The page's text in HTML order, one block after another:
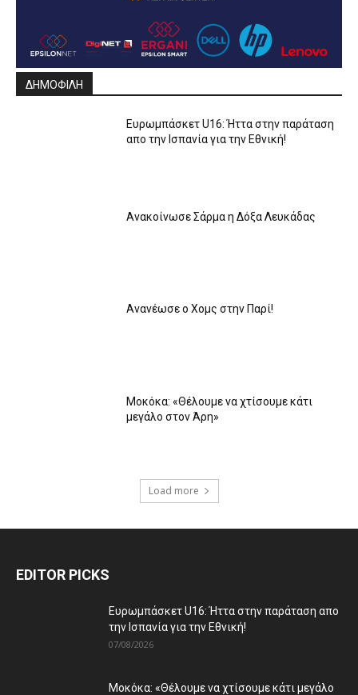
ΔΗΜΟΦΙΛΗ
Ευρωμπάσκετ U16: Ήττα στην παράταση
απο την Ισπανία για την Εθνική!
Ανακοίνωσε Σάρμα η Δόξα Λευκάδας
Ανανέωσε ο Χομς στην Παρί!
Μοκόκα: «Θέλουμε να χτίσουμε κάτι
μεγάλο στον Άρη»
Load more
EDITOR PICKS
Ευρωμπάσκετ U16: Ήττα στην παράταση απο
την Ισπανία για την Εθνική!
07/08/2026
Μοκόκα: «Θέλουμε να χτίσουμε κάτι μεγάλο